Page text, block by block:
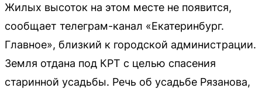
Жилых высоток на этом месте не появится,
сообщает телеграм-канал «Екатеринбург.
Главное», близкий к городской администрации.
Земля отдана под КРТ с целью спасения
старинной усадьбы. Речь об усадьбе Рязанова,